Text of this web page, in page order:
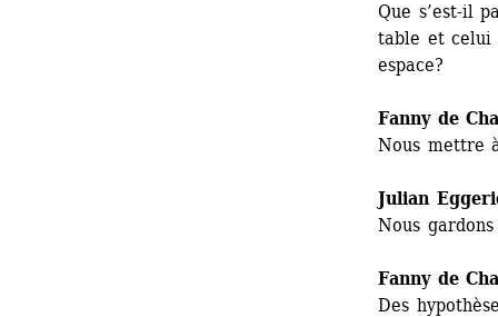
Que s’est-il
table et celui
espace?
Fanny de
Nous mettre
Julian
Nous
Fanny de
Des